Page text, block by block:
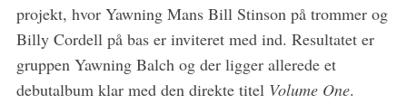
projekt, hvor Yawning Mans Bill Stinson på trommer og
Billy Cordell på bas er inviteret med ind. Resultatet er
gruppen Yawning Balch og der ligger allerede et
debutalbum klar med den direkte titel Volume One.
c
f
o
r